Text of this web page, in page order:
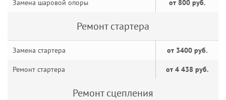
Замена шаровой опоры от 800 руб.
Ремонт стартера
Замена стартера от 3400 руб.
Ремонт стартера от 4 438 руб.
Ремонт сцепления